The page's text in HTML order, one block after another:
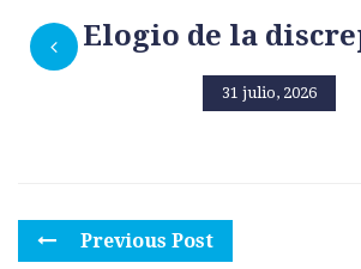
Elogio de la
31 julio, 2026
Previous Post